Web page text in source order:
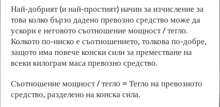
Най-добрият (и най-простият) начин за изчисление за
това колко бързо дадено превозно средство може да
ускори е неговото съотношение мощност / тегло.
Колкото по-ниско е съотношението, толкова по-добре,
защото има повече конски сили за преместване на
всеки килограм маса превозно средство.
Съотношение мощност / тегло = Тегло на превозното
средство, разделено на конска сила.